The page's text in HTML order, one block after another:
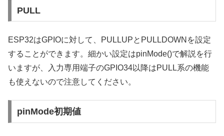
PULL
ESP32はGPIOに対して、PULLUPとPULLDOWNを設定
することができます。細かい設定はpinMode()で解説を行
いますが、入力専用端子のGPIO34以降はPULL系の機能
も使えないので注意してください。
pinMode初期値